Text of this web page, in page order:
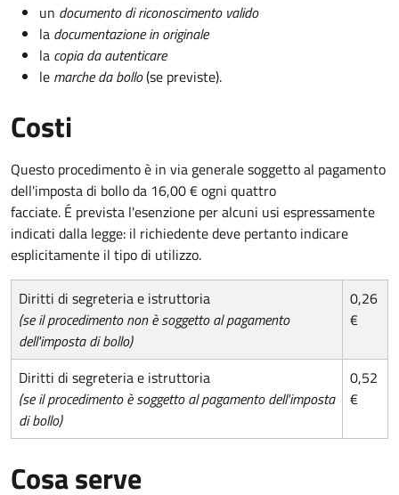
un documento di riconoscimento valido
la documentazione in originale
la copia da autenticare
le marche da bollo(se previste).
Costi
Questo procedimento è in via generale soggetto al pagamento
dell'imposta di bollo da 16,00 € ogni quattro
facciate. É prevista l'esenzione per alcuni usi espressamente
indicati dalla legge: il richiedente deve pertanto indicare
esplicitamente il tipo di utilizzo.
Diritti di segreteria e istruttoria
(se il procedimento non è soggetto al pagamento
dell'imposta di bollo)
0,26
€
Diritti di segreteria e istruttoria
(se il procedimento è soggetto al pagamento dell'imposta
di bollo)
0,52
€
Cosa serve